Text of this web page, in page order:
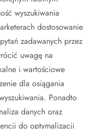
wyszukiwania
dostosowanie
zadawanych przez
uwagę na
i wartościowe
dla osiągania
Ponadto
danych oraz
do optymalizacji